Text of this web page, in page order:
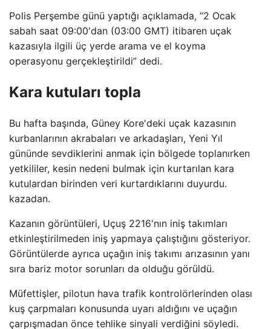
Polis Perşembe günü yaptığı açıklamada, “2 Ocak
sabah saat 09:00'dan (03:00 GMT) itibaren uçak
kazasıyla ilgili üç yerde arama ve el koyma
operasyonu gerçekleştirildi” dedi.
Kara kutuları topla
Bu hafta başında, Güney Kore'deki uçak kazasının
kurbanlarının akrabaları ve arkadaşları, Yeni Yıl
gününde sevdiklerini anmak için bölgede toplanırken
yetkililer, kesin nedeni bulmak için kurtarılan kara
kutulardan birinden veri kurtardıklarını duyurdu.
kazadan.
Kazanın görüntüleri, Uçuş 2216'nın iniş takımları
etkinleştirilmeden iniş yapmaya çalıştığını gösteriyor.
Görüntülerde ayrıca uçağın iniş takımı arızasının yanı
sıra bariz motor sorunları da olduğu görüldü.
Müfettişler, pilotun hava trafik kontrolörlerinden olası
kuş çarpmaları konusunda uyarı aldığını ve uçağın
çarpışmadan önce tehlike sinyali verdiğini söyledi.